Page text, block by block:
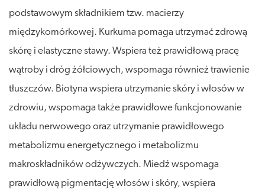
podstawowym składnikiem tzw. macierzy
międzykomórkowej. Kurkuma pomaga utrzymać zdrową
skórę i elastyczne stawy. Wspiera też prawidłową pracę
wątroby i dróg żółciowych, wspomaga również trawienie
tłuszczów. Biotyna wspiera utrzymanie skóry i włosów w
zdrowiu, wspomaga także prawidłowe funkcjonowanie
układu nerwowego oraz utrzymanie prawidłowego
metabolizmu energetycznego i metabolizmu
makroskładników odżywczych. Miedź wspomaga
prawidłową pigmentację włosów i skóry, wspiera